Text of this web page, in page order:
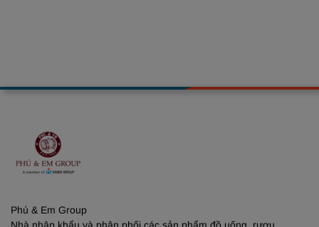
Phú & Em Group
Nhà nhập khẩu và phân phối các sản phẩm đồ uống, rượu